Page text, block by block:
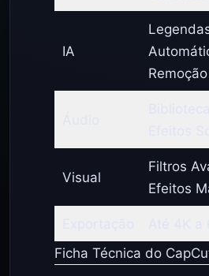
IA
Visual
Filtros
Efeitos
Ficha Técnica do